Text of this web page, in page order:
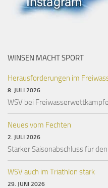
WINSEN MACHT SPORT
Herausforderungen im
8. JULI 2026
WSV bei
Neues vom Fechten
2. JULI 2026
Starker Saisonabschluss für
WSV auch im Triathlon stark
29. JUNI 2026